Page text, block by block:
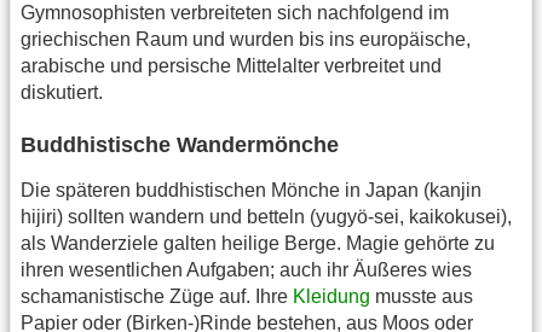
Gymnosophisten verbreiteten sich nachfolgend im
griechischen Raum und wurden bis ins europäische,
arabische und persische Mittelalter verbreitet und
diskutiert.
Buddhistische Wandermönche
Die späteren buddhistischen Mönche in Japan (kanjin
hijiri) sollten wandern und betteln (yugyö-sei, kaikokusei),
als Wanderziele galten heilige Berge. Magie gehörte zu
ihren wesentlichen Aufgaben; auch ihr Äußeres wies
schamanistische Züge auf. Ihre Kleidung musste aus
Papier oder (Birken-)Rinde bestehen, aus Moos oder